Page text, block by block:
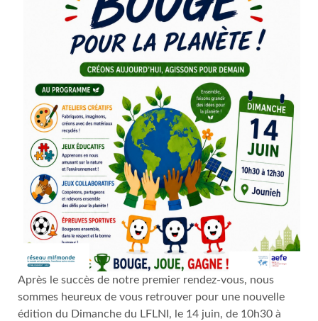
Après le succès de notre premier rendez-vous, nous
sommes heureux de vous retrouver pour une nouvelle
édition du Dimanche du LFLNI, le 14 juin, de 10h30 à